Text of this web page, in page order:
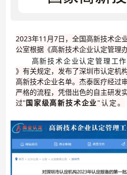
2023年11月7日，全国高新技术企
公室根据《高新技术企业认定管理
高新技术企业认定管理工
》有关规定，发布了深圳市认定机
高新技术企业名单。杰泰医疗经过
严格的流程，凭借出色的自主研发
过"国家级高新技术企业"认定。